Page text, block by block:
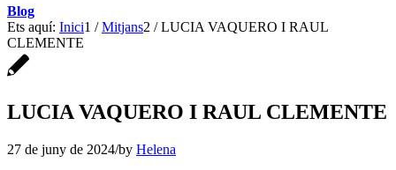
Blog
Ets aquí: Inici1 / Mitjans2 / LUCIA VAQUERO I RAUL
CLEMENTE
LUCIA VAQUERO I RAUL CLEMENTE
27 de juny de 2024/by Helena